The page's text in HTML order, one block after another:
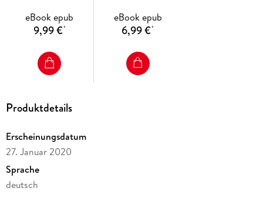
eBook epub
9,99 €*
eBook epub
6,99 €*
Produktdetails
Erscheinungsdatum
27. Januar 2020
Sprache
deutsch